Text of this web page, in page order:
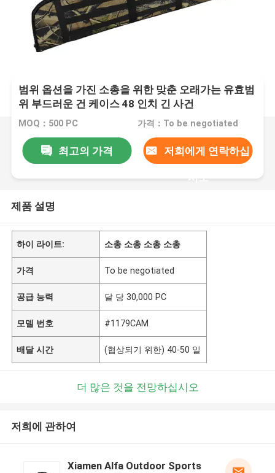
범위 옵션을 가진 소총을 위한 맞춘 오래가는 유효범
위 부드러운 건 케이스 48 인치 긴 사건
MOQ：500 PC 가격：To be negotiated
최고의 가격 저희에게 연락하십
시오
제품 설명
하이 라이트: 소총 소총 소총 소총
가격 To be negotiated
공급 능력 달 당 30,000 PC
모델 번호 #1179CAM
배달 시간 (협상되기 위한) 40-50 일
더 많은 것을 전망하십시오
저희에 관하여
Xiamen Alfa Outdoor Sports